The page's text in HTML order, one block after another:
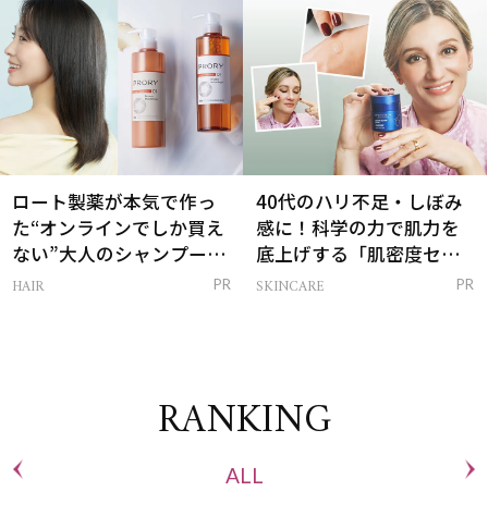
ロート製薬が本気で作っ
た“オンラインでしか買え
ない”大人のシャンプー＆
トリートメントって？
HAIR PR
40代のハリ不足・しぼみ
感に！科学の力で肌力を
底上げする「肌密度セラ
ム」
SKINCARE PR
RANKING
ALL